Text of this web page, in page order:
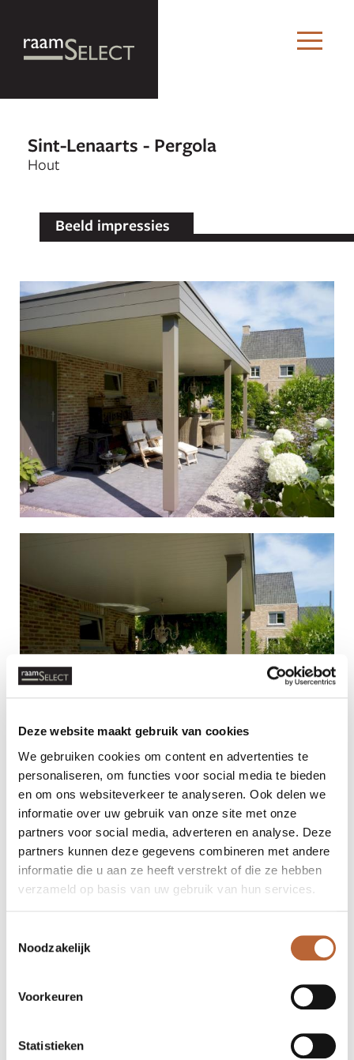
Deze website maakt gebruik van cookies
We gebruiken cookies om content en advertenties te
personaliseren, om functies voor social media te bieden
en om ons websiteverkeer te analyseren. Ook delen we
informatie over uw gebruik van onze site met onze
partners voor social media, adverteren en analyse. Deze
partners kunnen deze gegevens combineren met andere
informatie die u aan ze heeft verstrekt of die ze hebben
verzameld op basis van uw gebruik van hun services.
Noodzakelijk
Voorkeuren
Statistieken
Sint-Lenaarts - Pergola
Hout
Beeld impressies